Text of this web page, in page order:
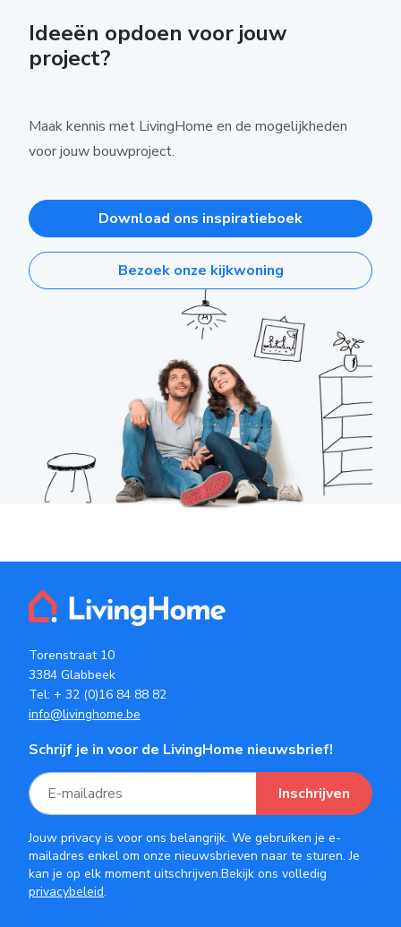
Ideeën opdoen voor jouw
project?
Maak kennis met LivingHome en de mogelijkheden
voor jouw bouwproject.
Download ons inspiratieboek
Bezoek onze kijkwoning
Torenstraat 10
3384 Glabbeek
Tel: + 32 (0)16 84 88 82
info@livinghome.be
Schrijf je in voor de LivingHome nieuwsbrief!
Inschrijven
Jouw privacy is voor ons belangrijk. We gebruiken je e-
mailadres enkel om onze nieuwsbrieven naar te sturen. Je
kan je op elk moment uitschrijven.Bekijk ons volledig
privacybeleid.